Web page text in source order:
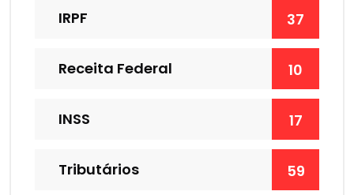
IRPF 37
Receita Federal 10
INSS 17
Tributários 59